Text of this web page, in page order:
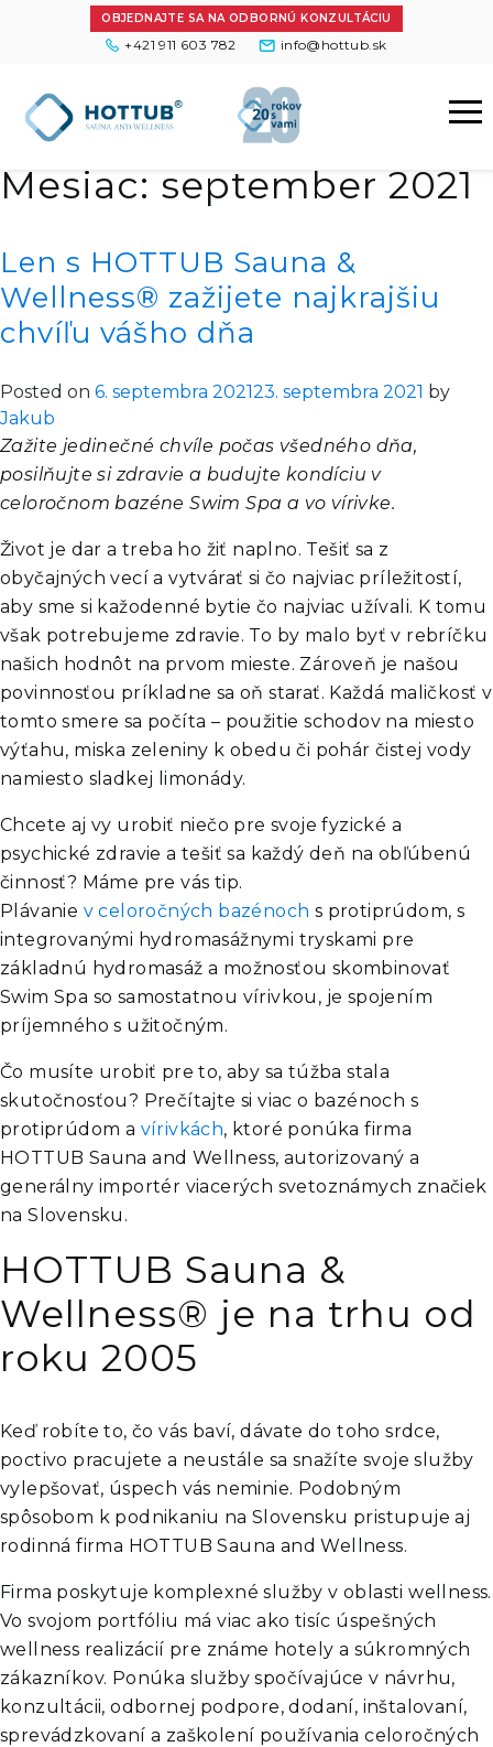
OBJEDNAJTE SA NA ODBORNÚ KONZULTÁCIU
+421 911 603 782 info@hottub.sk
Mesiac: september 2021
Len s HOTTUB Sauna &
Wellness® zažijete najkrajšiu
chvíľu vášho dňa
Posted on 6. septembra 202123. septembra 2021 by
Jakub
Zažite jedinečné chvíle počas všedného dňa,
posilňujte si zdravie a budujte kondíciu v
celoročnom bazéne Swim Spa a vo vírivke.
Život je dar a treba ho žiť naplno. Tešiť sa z
obyčajných vecí a vytvárať si čo najviac príležitostí,
aby sme si kažodenné bytie čo najviac užívali. K tomu
však potrebujeme zdravie. To by malo byť v rebríčku
našich hodnôt na prvom mieste. Zároveň je našou
povinnosťou príkladne sa oň starať. Každá maličkosť v
tomto smere sa počíta – použitie schodov na miesto
výťahu, miska zeleniny k obedu či pohár čistej vody
namiesto sladkej limonády.
Chcete aj vy urobiť niečo pre svoje fyzické a
psychické zdravie a tešiť sa každý deň na obľúbenú
činnosť? Máme pre vás tip.
Plávanie v celoročných bazénoch s protiprúdom, s
integrovanými hydromasážnymi tryskami pre
základnú hydromasáž a možnosťou skombinovať
Swim Spa so samostatnou vírivkou, je spojením
príjemného s užitočným.
Čo musíte urobiť pre to, aby sa túžba stala
skutočnosťou? Prečítajte si viac o bazénoch s
protiprúdom a vírivkách, ktoré ponúka firma
HOTTUB Sauna and Wellness, autorizovaný a
generálny importér viacerých svetoznámych značiek
na Slovensku.
HOTTUB Sauna &
Wellness® je na trhu od
roku 2005
Keď robíte to, čo vás baví, dávate do toho srdce,
poctivo pracujete a neustále sa snažíte svoje služby
vylepšovať, úspech vás neminie. Podobným
spôsobom k podnikaniu na Slovensku pristupuje aj
rodinná firma HOTTUB Sauna and Wellness.
Firma poskytuje komplexné služby v oblasti wellness.
Vo svojom portfóliu má viac ako tisíc úspešných
wellness realizácií pre známe hotely a súkromných
zákazníkov. Ponúka služby spočívajúce v návrhu,
konzultácii, odbornej podpore, dodaní, inštalovaní,
sprevádzkovaní a zaškolení používania celoročných